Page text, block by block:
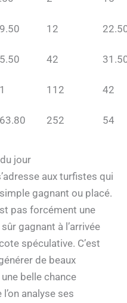
12
42
112 42
252 54
jour
aux turfistes qui
gagnant ou placé.
pas forcément une
gagnant à l’arrivée
spéculative. C’est
de beaux
belle chance
analyse ses